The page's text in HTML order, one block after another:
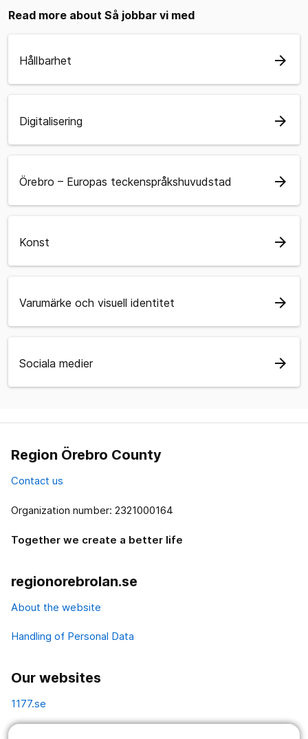
Read more about Så jobbar vi med
Hållbarhet arrow_forward
Digitalisering arrow_forward
Örebro – Europas teckenspråkshuvudstad arrow_forward
Konst arrow_forward
Varumärke och visuell identitet arrow_forward
Sociala medier arrow_forward
Region Örebro County
Contact us
Organization number: 2321000164
Together we create a better life
regionorebrolan.se
About the website
Handling of Personal Data
Our websites
1177.se